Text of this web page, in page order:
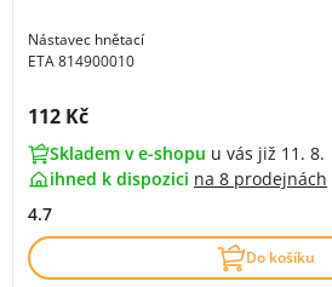
Nástavec hnětací
ETA 814900010
Cena s DPH:
112 Kč
Skladem v e-shopu u vás již 11. 8.
ihned k dispozici na 8 prodejnách
4.7
Do košíku